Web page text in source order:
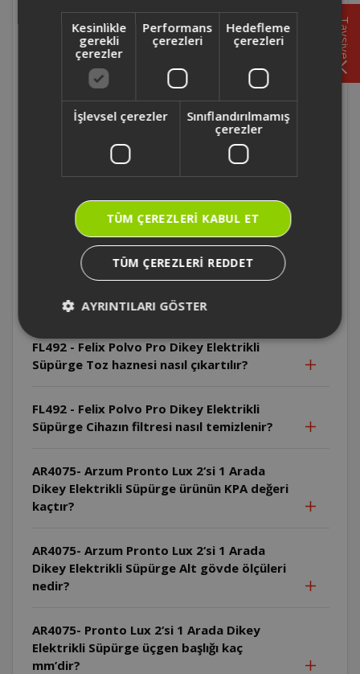
FL492 - Felix Polvo Pro Dikey Elektrikli
Süpürge Cihaz çalışırken gözetimsiz
bırakılabilir mi?
FL492 - Felix Polvo Pro Dikey Elektrikli
Süpürge Cihaz ticari kullanım için uygun
Süpürge Cihaz hangi yaş grubundaki
çocuklar tarafından kullanılabilir?
FL492 - Felix Polvo Pro Dikey Elektrikli
Süpürge Toz haznesi yıkandıktan sonra ne
yapılmalıdır?
FL492 - Felix Polvo Pro Dikey Elektrikli
Süpürge Toz haznesi nasıl çıkartılır?
FL492 - Felix Polvo Pro Dikey Elektrikli
Süpürge Cihazın filtresi nasıl temizlenir?
AR4075- Arzum Pronto Lux 2‘si 1 Arada
Dikey Elektrikli Süpürge ürünün KPA değeri
kaçtır?
AR4075- Arzum Pronto Lux 2‘si 1 Arada
Dikey Elektrikli Süpürge Alt gövde ölçüleri
nedir?
AR4075- Pronto Lux 2‘si 1 Arada Dikey
Elektrikli Süpürge üçgen başlığı kaç
mm’dir?
Tavsiye
Kesinlikle
gerekli
çerezler
Performans
çerezleri
Hedefleme
çerezleri
İşlevsel çerezler
Sınıflandırılmamış
çerezler
TÜM ÇEREZLERI KABUL ET
TÜM ÇEREZLERI REDDET
AYRINTILARI GÖSTER